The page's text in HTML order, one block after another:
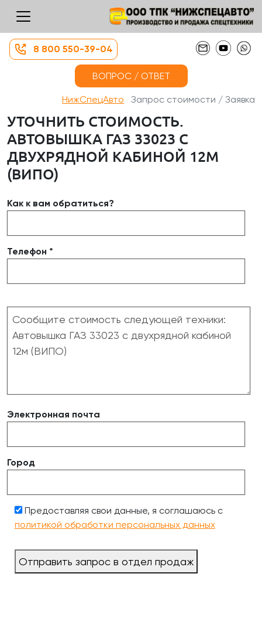
8 800 550-39-04
ВОПРОС / ОТВЕТ
НижСпецАвто Запрос стоимости / Заявка
УТОЧНИТЬ СТОИМОСТЬ.
АВТОВЫШКА ГАЗ 33023 С
ДВУХРЯДНОЙ КАБИНОЙ 12М
(ВИПО)
Как к вам обратиться?
Телефон *
Электронная почта
Город
Предоставляя свои данные, я соглашаюсь с
политикой обработки персональных данных
Отправить запрос в отдел продаж